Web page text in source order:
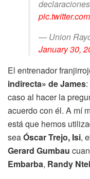
— Union
January 30,
El entrenador
indirecta» de James
caso al hacer la
acuerdo con él. A mí
está que hemos
seaÓscar Trejo, Isi,
Gerard Gumbau
Embarba, Randy